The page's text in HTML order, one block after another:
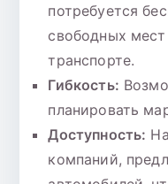
потребуется
свободных
транспорте.
Гибкость:
планировать
Доступность:
компаний,